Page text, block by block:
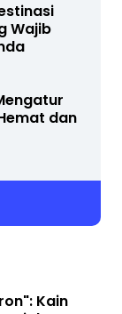
Wajib
dan
Kain